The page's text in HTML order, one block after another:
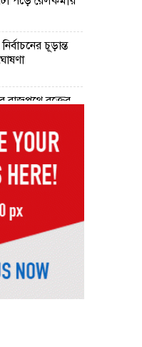
নির্বাচনের চূড়ান্ত
রাজপথে রক্তের
সতর্কতা
প্রশাসন গড়াই
মূল লক্ষ্য :
কোনো কিছুই
থেকে যাবে না: